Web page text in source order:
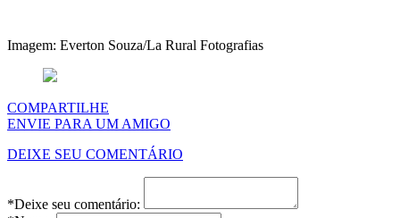
Imagem: Everton Souza/La Rural Fotografias
COMPARTILHE
ENVIE PARA UM AMIGO
DEIXE SEU COMENTÁRIO
*Deixe seu comentário: